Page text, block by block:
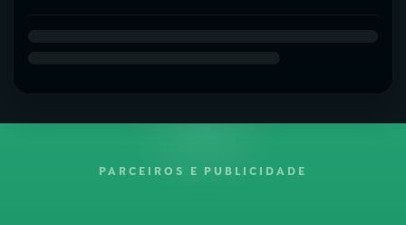
PARCEIROS E PUBLICIDADE